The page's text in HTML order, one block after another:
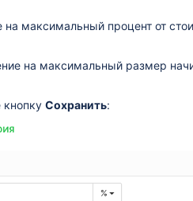
на максимальный процент от
на максимальный размер
Сохранить: